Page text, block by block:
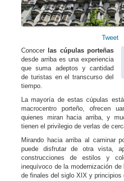
Tweet
Conocer
las cúpulas porteñas
desde arriba es una experiencia
que suma adeptos y cantidad
de turistas en el transcurso del
tiempo.
La mayoría de estas cúpulas
macrocentro porteño, ofrecen
quienes miran hacia arriba, y
tienen el privilegio de verlas de
Mirando hacia arriba al caminar
puede disfrutar de otra vista,
construcciones de estilos y
inequívoco de la modernización de
de finales del siglo XIX y principios